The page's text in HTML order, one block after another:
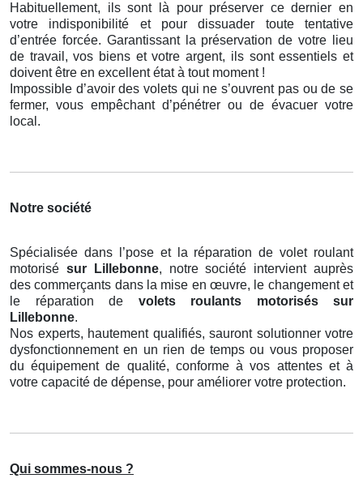
Habituellement, ils sont là pour préserver ce dernier en
votre indisponibilité et pour dissuader toute tentative
d’entrée forcée. Garantissant la préservation de votre lieu
de travail, vos biens et votre argent, ils sont essentiels et
doivent être en excellent état à tout moment !
Impossible d’avoir des volets qui ne s’ouvrent pas ou de se
fermer, vous empêchant d’pénétrer ou de évacuer votre
local.
Notre société
Spécialisée dans l’pose et la réparation de volet roulant
motorisé sur Lillebonne, notre société intervient auprès
des commerçants dans la mise en œuvre, le changement et
le réparation de volets roulants motorisés
sur
Lillebonne.
Nos experts, hautement qualifiés, sauront solutionner votre
dysfonctionnement en un rien de temps ou vous proposer
du équipement de qualité, conforme à vos attentes et à
votre capacité de dépense, pour améliorer votre protection.
Qui sommes-nous ?